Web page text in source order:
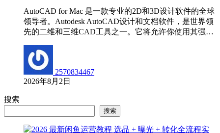
AutoCAD for Mac 是一款专业的2D和3D设计软件的全球
领导者。Autodesk AutoCAD设计和文档软件，是世界领
先的二维和三维CAD工具之一。它将允许你使用其强…
2570834467
2026年8月2日
搜索
搜索